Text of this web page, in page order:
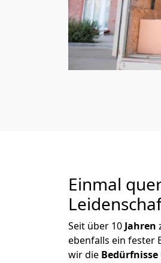
Einmal
Seit über 10 Jahren
ebenfalls ein fester
wir die Bedürfnisse